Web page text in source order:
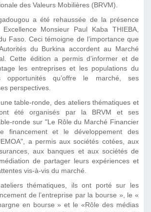
des Valeurs Mobilières (BRVM).
a été rehaussée de la présence
Monsieur Paul Kaba THIEBA,
Faso. Ceci témoigne de l’importance que
du Burkina accordent au Marché
Cette édition a permis d’informer et de
les entreprises et les populations du
opportunités qu’offre le marché, ses
perspectives.
table-ronde, des ateliers thématiques et
été organisés par la BRVM et ses
ronde sur "Le Rôle du Marché Financier
financement et le développement des
a permis aux sociétés cotées, aux
aux banques et aux sociétés de
de partager leurs expériences et
vis-à-vis du marché.
thématiques, ils ont porté sur les
de l’entreprise par la bourse », le «
en bourse » et le «Rôle des médias